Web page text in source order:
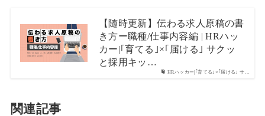
HRハッカー|｢育てる｣×｢届ける｣ サ…
【随時更新】伝わる求人原稿の書
き方ー職種/仕事内容編 | HRハッ
カー|｢育てる｣×｢届ける｣ サクッ
と採用キッ…
関連記事